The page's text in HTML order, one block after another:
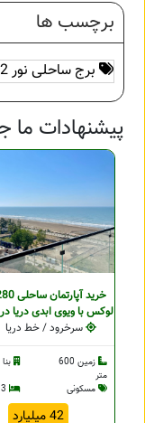
برچسب ها
برج ساحلی نور 2 سرخرود
پیشنهادات
لوکس با ویوی ابدی دریا
سرخرود / خط دریا
زمین 600
متر
بنا 280 متر
مسکونی
42 میلیارد